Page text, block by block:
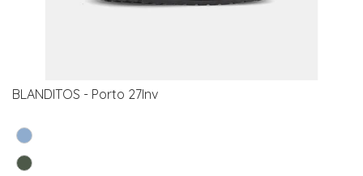
BLANDITOS - Porto 27Inv